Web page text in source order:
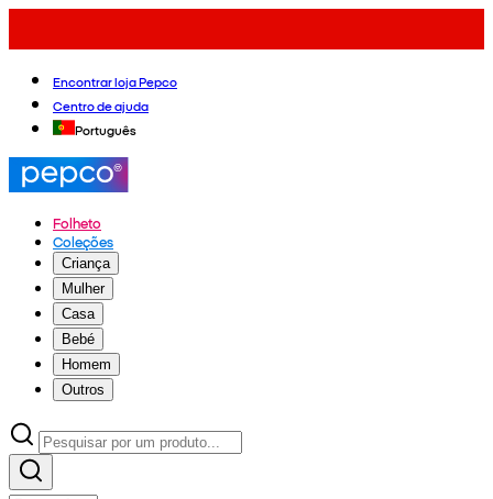
Encontrar loja Pepco
Centro de ajuda
Português
Folheto
Coleções
Criança
Mulher
Casa
Bebé
Homem
Outros